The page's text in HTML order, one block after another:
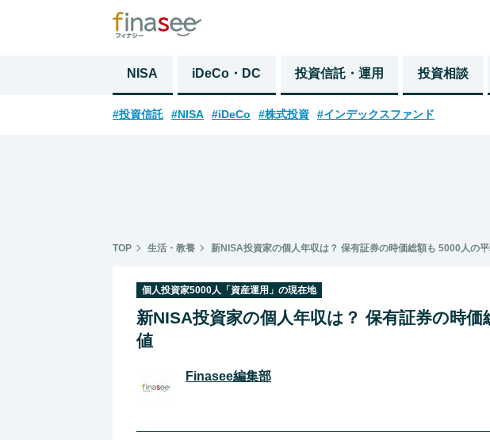
NISA iDeCo・DC 投資信託・運用 投資相談
#投資信託 #NISA #iDeCo #株式投資 #インデックスファンド
TOP 生活・教養 新NISA投資家の個人年収は？ 保有証券の時価総額も 5000人の
個人投資家5000人「資産運用」の現在地
新NISA投資家の個人年収は？ 保有証券の時
値
Finasee編集部